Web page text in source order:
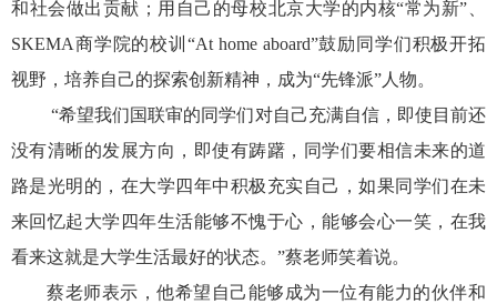
和社会做出贡献；用自己的母校北京大学的内核“常为新”、
SKEMA商学院的校训“At home aboard”鼓励同学们积极开拓
视野，培养自己的探索创新精神，成为“先锋派”人物。
“希望我们国联审的同学们对自己充满自信，即使目前还
没有清晰的发展方向，即使有踌躇，同学们要相信未来的道
路是光明的，在大学四年中积极充实自己，如果同学们在未
来回忆起大学四年生活能够不愧于心，能够会心一笑，在我
看来这就是大学生活最好的状态。”蔡老师笑着说。
蔡老师表示，他希望自己能够成为一位有能力的伙伴和